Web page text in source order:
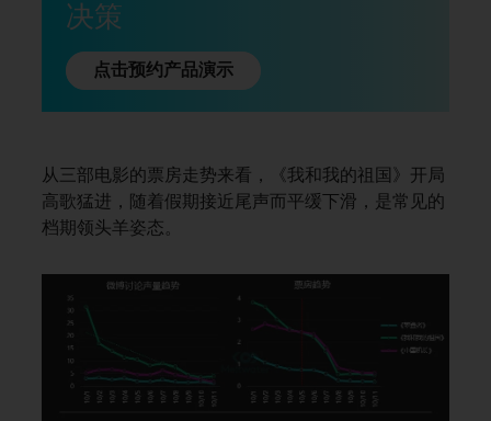
决策
点击预约产品演示
从三部电影的票房走势来看，《我和我的祖国》开局
高歌猛进，随着假期接近尾声而平缓下滑，是常见的
档期领头羊姿态。